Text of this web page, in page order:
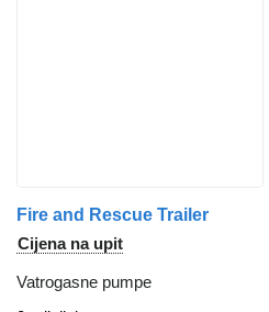
Fire and Rescue Trailer
Cijena na upit
Vatrogasne pumpe